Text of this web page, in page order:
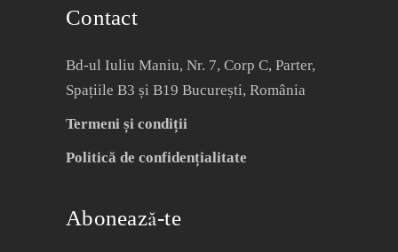
Contact
Bd-ul Iuliu Maniu, Nr. 7, Corp C, Parter,
Spațiile B3 și B19 București, România
Termeni și condiții
Politică de confidențialitate
Abonează-te